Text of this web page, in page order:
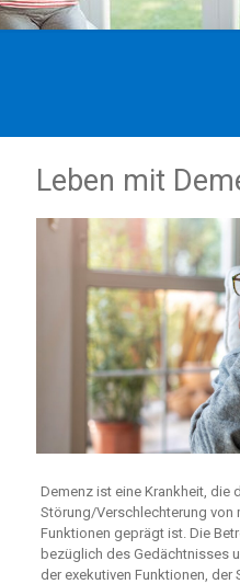
Leben mit
Demenz ist eine Krankheit, die
Störung/Verschlechterung von
Funktionen geprägt ist. Die
bezüglich des Gedächtnisses
der exekutiven Funktionen,